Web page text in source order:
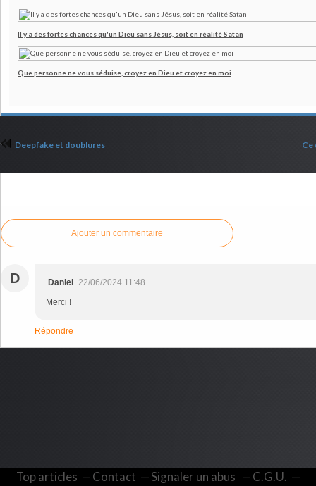
Il y a des fortes chances qu'un Dieu sans Jésus, soit en réalité Satan
Que personne ne vous séduise, croyez en Dieu et croyez en moi
Deepfake et doublures Ce
Ajouter un commentaire
D Daniel
22/06/2024 11:48
Merci !
Répondre
Top articles Contact Signaler un abus
C.G.U.